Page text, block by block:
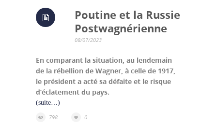
Poutine et la Russie
Postwagnérienne
08/07/2023
En comparant la situation, au lendemain
de la rébellion de Wagner, à celle de 1917,
le président a acté sa défaite et le risque
d’éclatement du pays.
(suite…)
798
0